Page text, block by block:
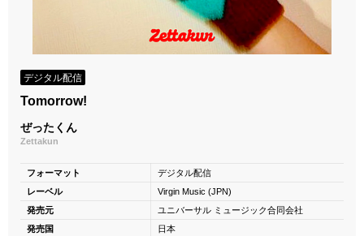
デジタル配信
Tomorrow!
ぜったくん
Zettakun
フォーマット
デジタル配信
レーベル
Virgin Music (JPN)
発売元
ユニバーサル ミュージック合同会社
発売国
日本